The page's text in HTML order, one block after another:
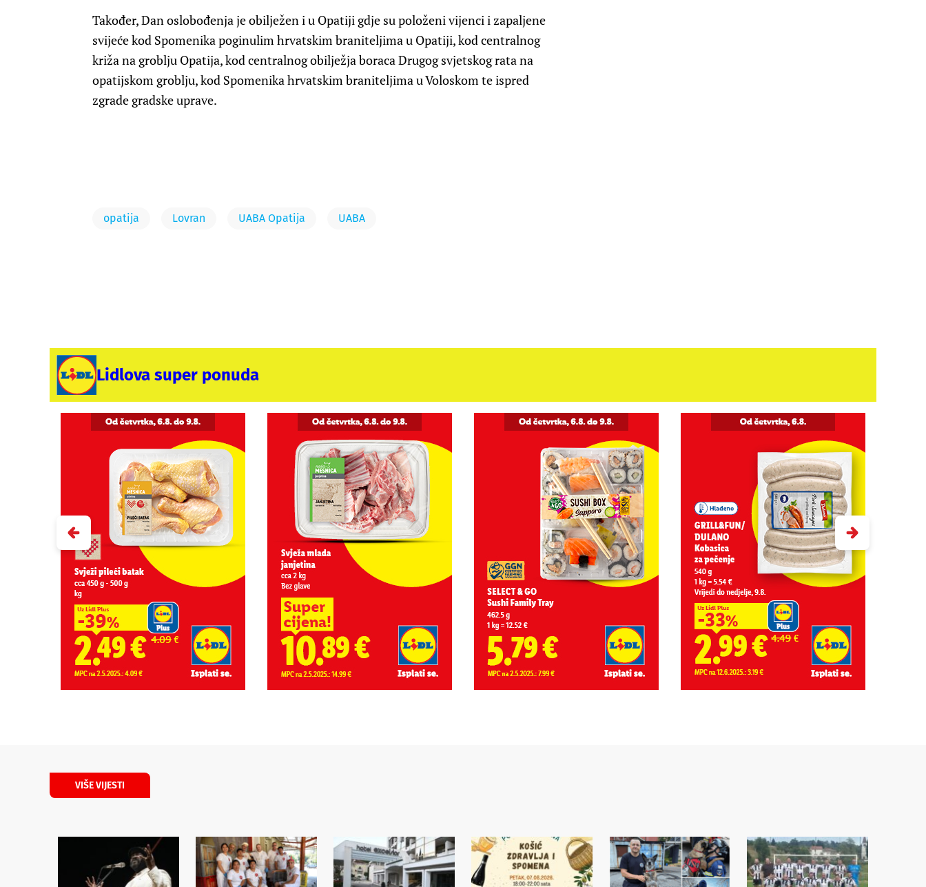
Također, Dan oslobođenja je obilježen i u Opatiji gdje su položeni vijenci i zapaljene
svijeće kod Spomenika poginulim hrvatskim braniteljima u Opatiji, kod centralnog
križa na groblju Opatija, kod centralnog obilježja boraca Drugog svjetskog rata na
opatijskom groblju, kod Spomenika hrvatskim braniteljima u Voloskom te ispred
zgrade gradske uprave.
opatija Lovran UABA Opatija UABA
Lidlova super ponuda
VIŠE VIJESTI